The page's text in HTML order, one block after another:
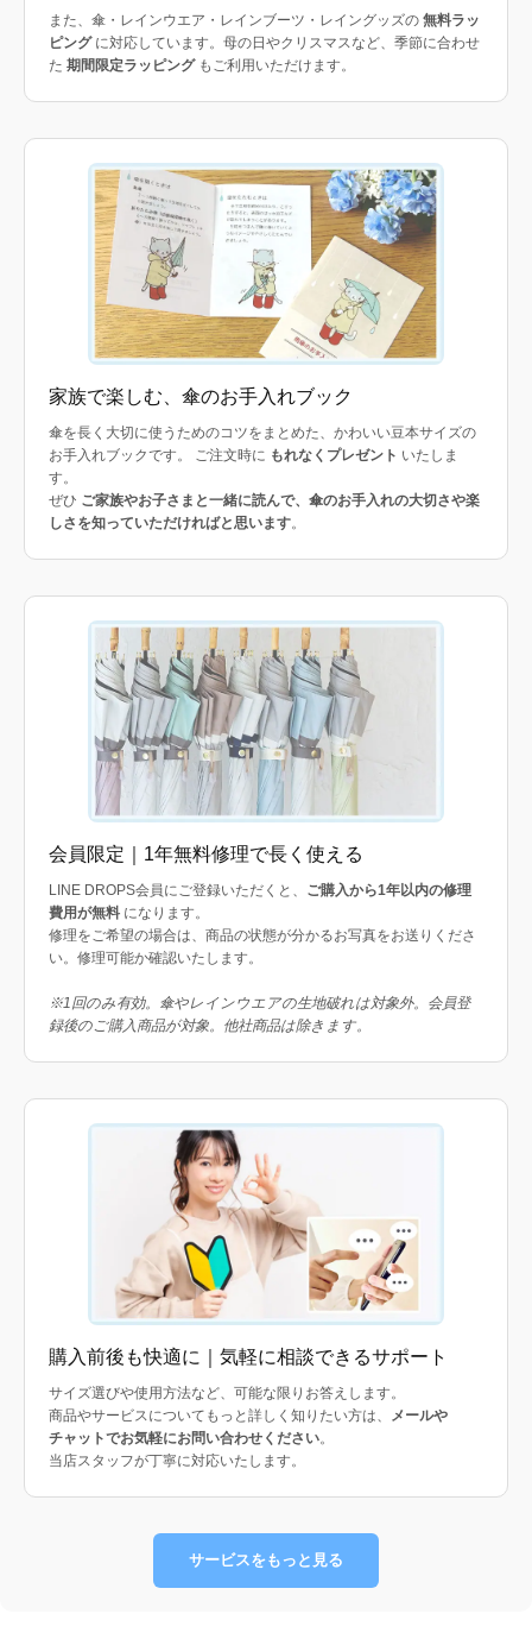
また、傘・レインウエア・レインブーツ・レイングッズの 無料ラッ
ピングに対応しています。母の日やクリスマスなど、季節に合わせ
た 期間限定ラッピングもご利用いただけます。
家族で楽しむ、傘のお手入れブック
傘を長く大切に使うためのコツをまとめた、かわいい豆本サイズの
お手入れブックです。 ご注文時に もれなくプレゼント いたしま
す。
ぜひ ご家族やお子さまと一緒に読んで、傘のお手入れの大切さや楽
しさを知っていただければと思います。
会員限定｜1年無料修理で長く使える
LINE DROPS会員にご登録いただくと、 ご購入から1年以内の修理
費用が無料 になります。
修理をご希望の場合は、商品の状態が分かるお写真をお送りくださ
い。修理可能か確認いたします。
※1回のみ有効。傘やレインウエアの生地破れは対象外。会員登
録後のご購入商品が対象。他社商品は除きます。
購入前後も快適に｜気軽に相談できるサポート
サイズ選びや使用方法など、可能な限りお答えします。
商品やサービスについてもっと詳しく知りたい方は、
メールや
チャットでお気軽にお問い合わせください。
当店スタッフが丁寧に対応いたします。
サービスをもっと見る